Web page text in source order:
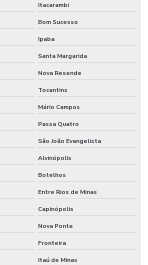
Itacarambi
Bom Sucesso
Ipaba
Santa Margarida
Nova Resende
Tocantins
Mário Campos
Passa Quatro
São João Evangelista
Alvinópolis
Botelhos
Entre Rios de Minas
Capinópolis
Nova Ponte
Fronteira
Itaú de Minas